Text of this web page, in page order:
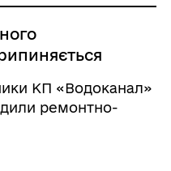
КП «Водоканал»
ремонтно-